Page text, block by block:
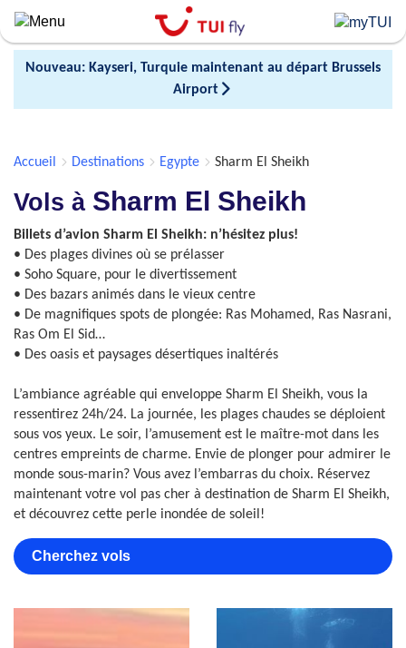
Skip
to
main
contentNouveau: Kayseri, Turquie maintenant au départ Brussels
Airport
Accueil Destinations Egypte Sharm El Sheikh
Vols à Sharm El Sheikh
Billets d’avion Sharm El Sheikh: n’hésitez plus!
• Des plages divines où se prélasser
• Soho Square, pour le divertissement
• Des bazars animés dans le vieux centre
• De magnifiques spots de plongée: Ras Mohamed, Ras Nasrani,
Ras Om El Sid…
• Des oasis et paysages désertiques inaltérés
L’ambiance agréable qui enveloppe Sharm El Sheikh, vous la
ressentirez 24h/24. La journée, les plages chaudes se déploient
sous vos yeux. Le soir, l’amusement est le maître-mot dans les
centres empreints de charme. Envie de plonger pour admirer le
monde sous-marin? Vous avez l’embarras du choix. Réservez
maintenant votre vol pas cher à destination de Sharm El Sheikh,
et découvrez cette perle inondée de soleil!
Cherchez vols